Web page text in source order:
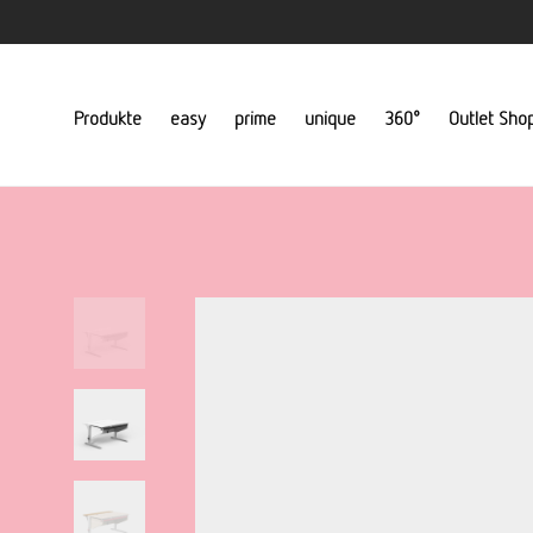
Produkte easy prime unique 360° Outlet